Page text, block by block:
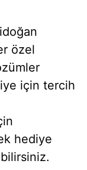
özel
için tercih
hediye